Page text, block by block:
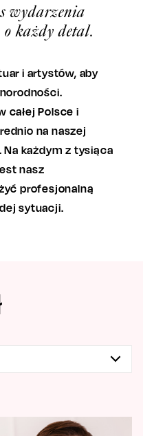
wydarzenia
każdy detal.
i artystów, aby
całej Polsce i
na naszej
Na każdymz tysiąca
nasz
profesjonalną
sytuacji.